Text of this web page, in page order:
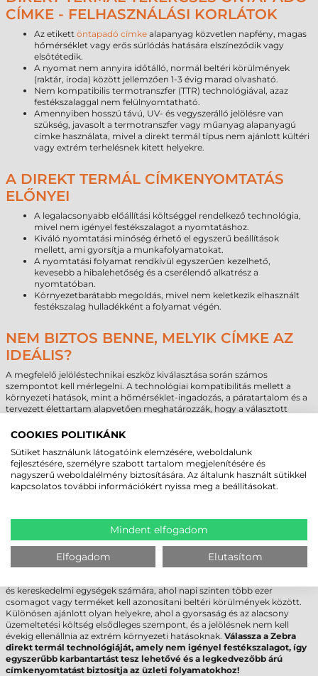
CÍMKE - FELHASZNÁLÁSI KORLÁTOK
Az etikett öntapadó címke alapanyag közvetlen napfény, magas
hőmérséklet vagy erős súrlódás hatására elszíneződik vagy
elsötétedik.
A nyomat nem annyira időtálló, normál beltéri körülmények
(raktár, iroda) között jellemzően 1-3 évig marad olvasható.
Nem kompatibilis termotranszfer (TTR) technológiával, azaz
festékszalaggal nem felülnyomtatható.
Amennyiben hosszú távú, UV- és vegyszerálló jelölésre van
szükség, javasolt a termotranszfer vagy műanyag alapanyagú
címke használata, mivel a direkt termál típus nem ajánlott kültéri
vagy extrém terhelésnek kitett helyekre.
A DIREKT TERMÁL CÍMKENYOMTATÁS
ELŐNYEI
A legalacsonyabb előállítási költséggel rendelkező technológia,
mivel nem igényel festékszalagot a nyomtatáshoz.
Kiváló nyomtatási minőség érhető el egyszerű beállítások
mellett, ami gyorsítja a munkafolyamatokat.
A nyomtatási folyamat rendkívül egyszerűen kezelhető,
kevesebb a hibalehetőség és a cserélendő alkatrész a
nyomtatóban.
Környezetbarátabb megoldás, mivel nem keletkezik elhasznált
festékszalag hulladékként a folyamat végén.
NEM BIZTOS BENNE, MELYIK CÍMKE AZ
IDEÁLIS?
A megfelelő jelöléstechnikai eszköz kiválasztása során számos
szempontot kell mérlegelni. A technológiai kompatibilitás mellett a
környezeti hatások, mint a hőmérséklet-ingadozás, a páratartalom és a
tervezett élettartam alapvetően meghatározzák, hogy a választott
megválasztott címke a teljes ellátási láncban olvashatósági
csapatunk készséggel áll rendelkezésre a specifikus alkalmazási
környezet elemzésében. Amennyiben egyedi igények merülnek fel, vagy
nagy volumenű beszerzést terveznek, lehetőség van személyre szabott
ajánlatkérésre és technológiai tanácsadásra. A célunk, hogy az Önök
ZEBRA TEKERCSES ÖNTAPADÓ CÍMKE -
KINEK AJÁNLOTT?
és kereskedelmi egységek számára, ahol napi szinten több ezer
csomagot vagy terméket kell azonosítani beltéri körülmények között.
Különösen ajánlott olyan helyekre, ahol a gyorsaság és az alacsony
üzemeltetési költség elsődleges szempont, és a jelölésnek nem kell
évekig ellenállnia az extrém környezeti hatásoknak. Válassza a Zebra
direkt termál technológiáját, amely nem igényel festékszalagot, így
egyszerűbb karbantartást tesz lehetővé és a legkedvezőbb árú
címkenyomtatást biztosítja az üzleti folyamatokhoz!
COOKIES POLITIKÁNK
Sütiket használunk látogatóink elemzésére, weboldalunk
fejlesztésére, személyre szabott tartalom megjelenítésére és
nagyszerű weboldalélmény biztosítására. Az általunk használt sütikkel
kapcsolatos további információkért nyissa meg a beállításokat.
Mindent elfogadom
Elfogadom Elutasítom